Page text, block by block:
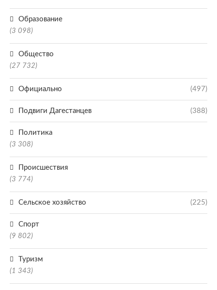
Образование
(3 098)
Общество
(27 732)
Официально (497)
Подвиги Дагестанцев (388)
Политика
(3 308)
Происшествия
(3 774)
Сельское хозяйство (225)
Спорт
(9 802)
Туризм
(1 343)